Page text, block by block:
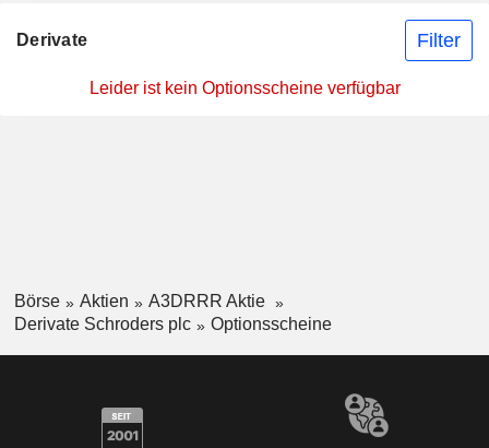
Derivate Filter
Leider ist kein Optionsscheine verfügbar
Börse Aktien
A3DRRR Aktie
Derivate Schroders plc
Optionsscheine